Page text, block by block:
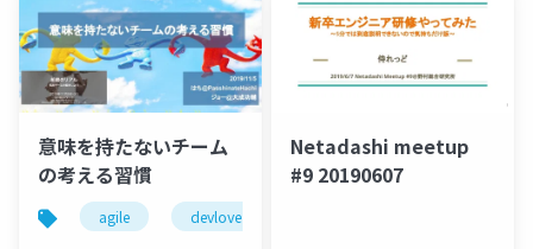
意味を持たないチーム
の考える習慣
agile devlove
Netadashi meetup
#9 20190607